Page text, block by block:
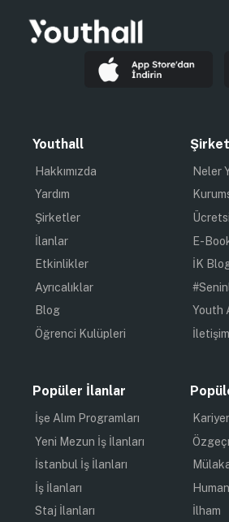
Youthall
Hakkımızda
Yardım
Şirketler
İlanlar
Etkinlikler
Ayrıcalıklar
Blog
Öğrenci Kulüpleri
Neler
E-
İK
Youth
Popüler İlanlar
İşe Alım Programları
Yeni Mezun İş İlanları
İstanbul İş İlanları
İş İlanları
Staj İlanları
İlham